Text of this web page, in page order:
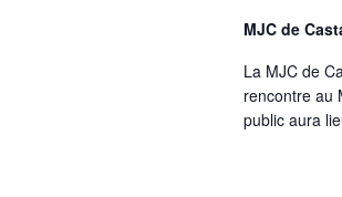
MJC de
La MJC de
rencontre au
public aura